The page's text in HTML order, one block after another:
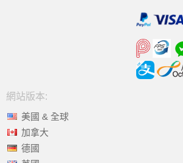
網站版本:
美國 & 全球
加拿大
德國